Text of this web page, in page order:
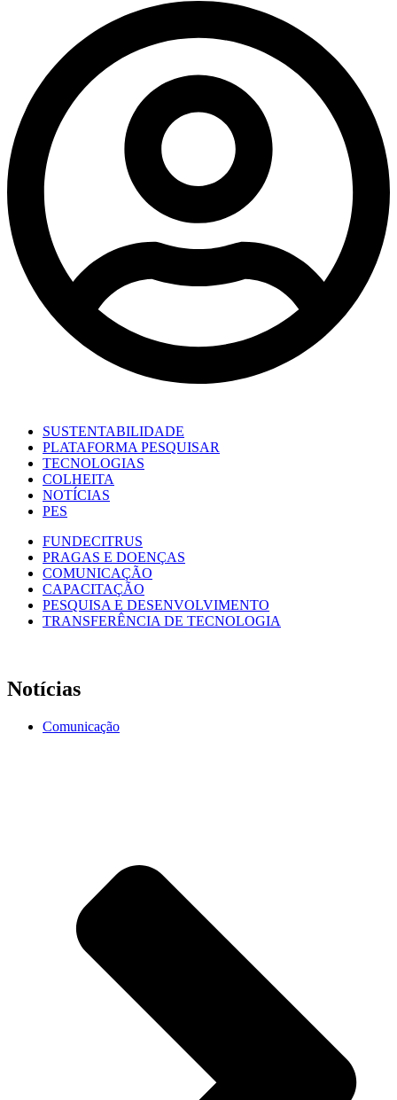
SUSTENTABILIDADE
PLATAFORMA PESQUISAR
TECNOLOGIAS
COLHEITA
NOTÍCIAS
PES
FUNDECITRUS
PRAGAS E DOENÇAS
COMUNICAÇÃO
CAPACITAÇÃO
PESQUISA E DESENVOLVIMENTO
TRANSFERÊNCIA DE TECNOLOGIA
Notícias
Comunicação